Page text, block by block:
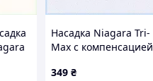
Насадка Niagara Tri-
Max с компенсацией
349 ₴